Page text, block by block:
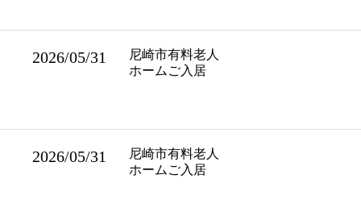
2026/05/31
尼崎市有料老人
ホームご入居
2026/05/31
尼崎市有料老人
ホームご入居